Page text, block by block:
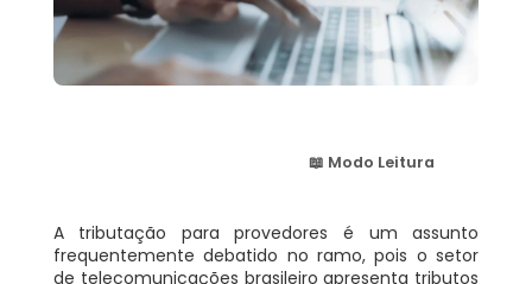
📖 Modo Leitura
A tributação para provedores é um assunto
frequentemente debatido no ramo, pois o setor
de telecomunicações brasileiro apresenta tributos